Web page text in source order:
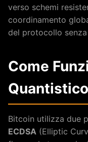
verso schemi
coordinamento
del protocollo
Come
Bitcoin utilizza due
ECDSA (Elliptic